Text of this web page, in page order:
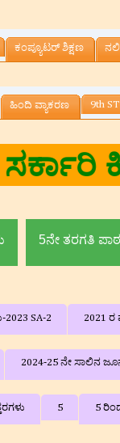
ಕಂಪ್ಯೂಟರ್‌ ಶಿಕ್ಷಣ
ಹಿಂದಿ ವ್ಯಾಕರಣ 9th
5ನೇ ತರಗತಿ
SA-2 2021 ರ
2024-25 ನೇ ಸಾಲಿನ
5 5